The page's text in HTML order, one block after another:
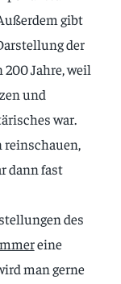
gibt
der
Jahre, weil
und
war.
reinschauen,
dann fast
des
eine
man gerne